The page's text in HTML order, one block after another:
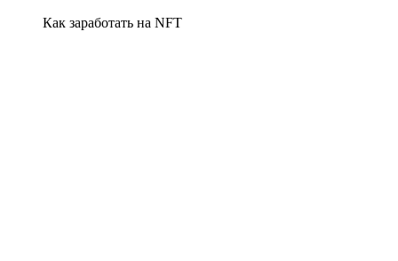
Как заработать на NFT